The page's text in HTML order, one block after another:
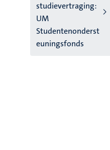
studievertraging:
UM
Studentenonderst
euningsfonds